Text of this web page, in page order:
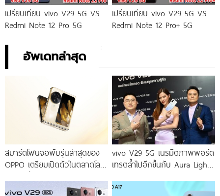
เปรียบเทียบ vivo V29 5G VS
Redmi Note 12 Pro 5G
เปรียบเทียบ vivo V29 5G VS
Redmi Note 12 Pro+ 5G
อัพเดทล่าสุด
สมาร์ตโฟนจอพับรุ่นล่าสุดของ
OPPO เตรียมเปิดตัวในตลาดโลก
vivo V29 5G เนรมิตภาพพอร์ต
เทรตล้ำไปอีกขั้นกับ Aura Light
โดดเด่นด้วยสุนทรียศาสตร์แห่ง